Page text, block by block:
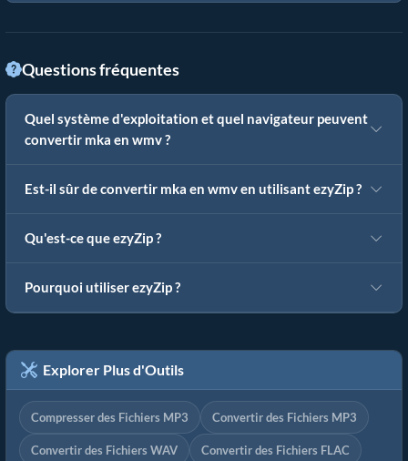
Questions fréquentes
Quel système d'exploitation et quel navigateur peuvent
convertir mka en wmv ?
Est-il sûr de convertir mka en wmv en utilisant ezyZip ?
Qu'est-ce que ezyZip ?
Pourquoi utiliser ezyZip ?
Explorer Plus d'Outils
Compresser des Fichiers MP3 Convertir des Fichiers MP3
Convertir des Fichiers WAV Convertir des Fichiers FLAC